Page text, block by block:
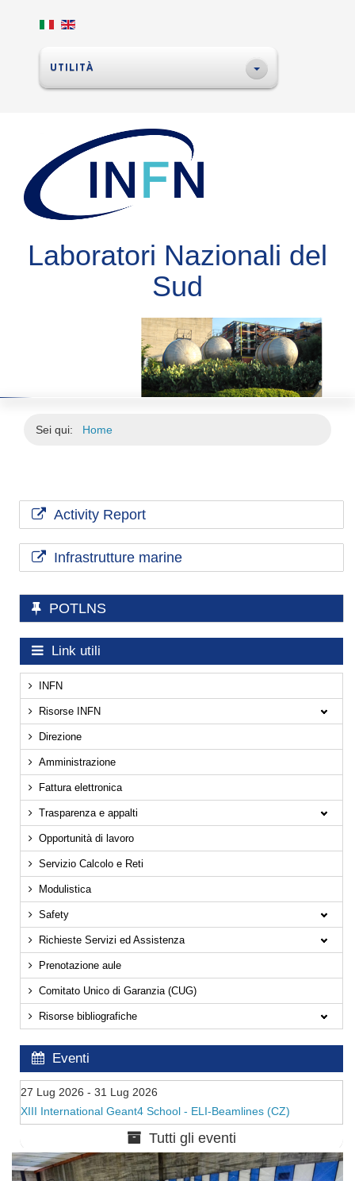
UTILITÀ
Laboratori Nazionali del
Sud
Sei qui: Home
Activity Report
Infrastrutture marine
POTLNS
Link utili
INFN
Risorse INFN
Direzione
Amministrazione
Fattura elettronica
Trasparenza e appalti
Opportunità di lavoro
Servizio Calcolo e Reti
Modulistica
Safety
Richieste Servizi ed Assistenza
Prenotazione aule
Comitato Unico di Garanzia (CUG)
Risorse bibliografiche
Eventi
27 Lug 2026 - 31 Lug 2026
XIII International Geant4 School - ELI-Beamlines (CZ)
Tutti gli eventi